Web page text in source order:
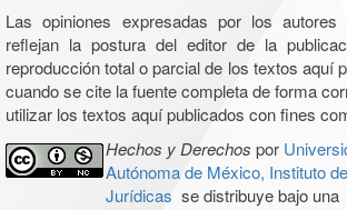
Las opiniones expresadas por los autores
reflejan la postura del editor de la
reproducción total o parcial de los textos aquí
cuando se cite la fuente completa de forma
utilizar los textos aquí publicados con fines
Hechos y Derechos por
Autónoma de México, Instituto
Jurídicas se distribuye bajo una